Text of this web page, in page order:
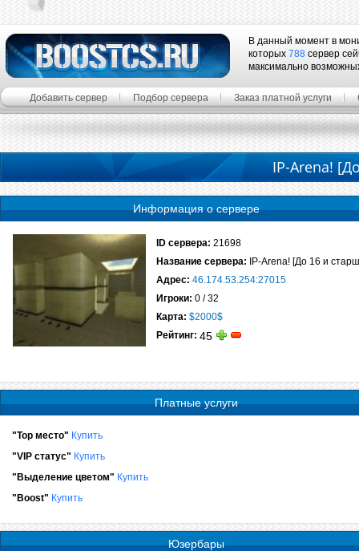
В данный момент в
которых 788 сервер
максимально
Добавить сервер Подбор сервера Заказ платной услуги
IP-Arena!
Информация о сервере
ID сервера: 21698
Название сервера: IP-Arena! [До 16 и
Адрес: 46.174.53.254:27015
Игроки: 0 / 32
Карта: $2000$
Рейтинг: 45
Платные услуги
"Top место" Купить
"VIP статус" Купить
"Выделение цветом" Купить
"Boost" Купить
Юзербары